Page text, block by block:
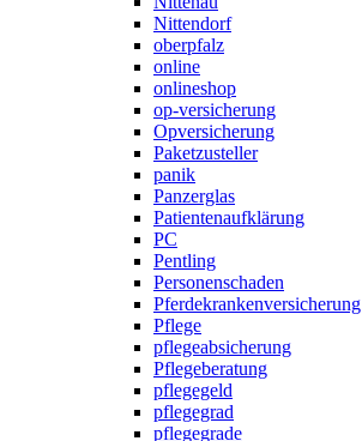
Nittendorf
oberpfalz
online
onlineshop
op-versicherung
Opversicherung
Paketzusteller
panik
Panzerglas
Patientenaufklärung
PC
Pentling
Personenschaden
Pferdekrankenversicherung
Pflege
pflegeabsicherung
Pflegeberatung
pflegegeld
pflegegrad
pflegegrade